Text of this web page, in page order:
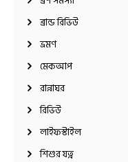
ব্রান্ড রিভিউ
ভ্রমণ
মেকআপ
রান্নাঘর
রিভিউ
লাইফস্টাইল
শিশুর যত্ন